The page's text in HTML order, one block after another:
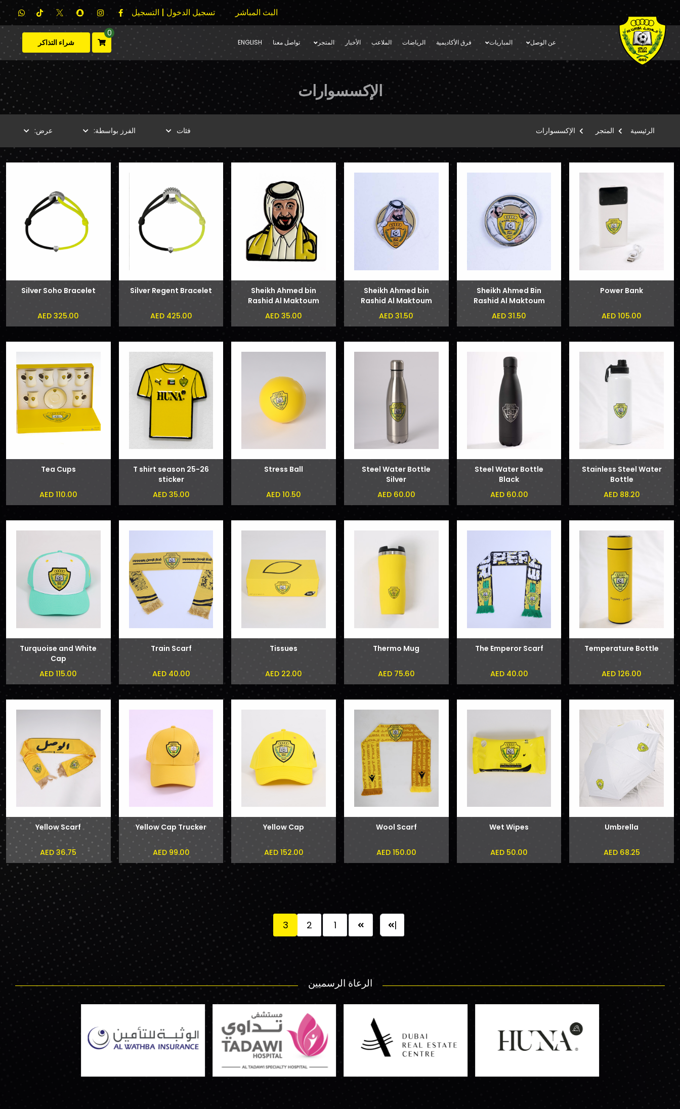
البث المباشر تسجيل الدخول | التسجيل
عن الوصل المباريات فرق الأكاديمية الرياضات الملاعب الأخبار المتجر تواصل معنا ENGLISH
0
شراء التذاكر
الإكسسوارات
الرئيسية المتجر الإكسسوارات فئات الفرز بواسطة: عرض:
Power Bank
AED 105.00
Sheikh Ahmed Bin
Rashid Al Maktoum
and Sheikh Hamdan
bin Mohammed bin
Rashid Al Maktoum
Phone Sticker
AED 31.50
Sheikh Ahmed bin
Rashid Al Maktoum
Badge
AED 31.50
Sheikh Ahmed bin
Rashid Al Maktoum
Phone Sticker
AED 35.00
Silver Regent Bracelet
AED 425.00
Silver Soho Bracelet
AED 325.00
Stainless Steel Water
Bottle
AED 88.20
Steel Water Bottle
Black
AED 60.00
Steel Water Bottle
Silver
AED 60.00
Stress Ball
AED 10.50
T shirt season 25-26
sticker
AED 35.00
Tea Cups
AED 110.00
Temperature Bottle
AED 126.00
The Emperor Scarf
AED 40.00
Thermo Mug
AED 75.60
Tissues
AED 22.00
Train Scarf
AED 40.00
Turquoise and White
Cap
AED 115.00
Umbrella
AED 68.25
Wet Wipes
AED 50.00
Wool Scarf
AED 150.00
Yellow Cap
AED 152.00
Yellow Cap Trucker
AED 99.00
Yellow Scarf
AED 36.75
|
1
2
3
الرعاة الرسميين